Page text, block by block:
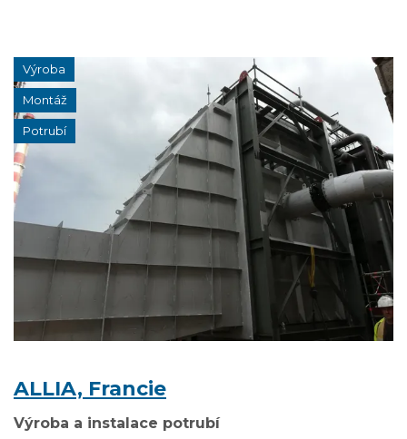
Výroba
Montáž
Potrubí
ALLIA, Francie
Výroba a instalace potrubí